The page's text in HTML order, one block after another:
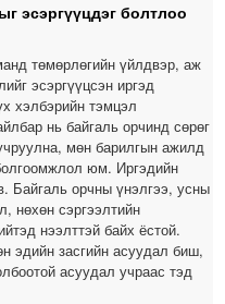
эсэргүүцдэг болтлоо
төмөрлөгийн үйлдвэр, аж
эсэргүүцсэн иргэд
хэлбэрийн тэмцэл
нь байгаль орчинд сөрөг
мөн барилгын ажилд
юм. Иргэдийн
Байгаль орчны үнэлгээ, усны
нөхөн сэргээлтийн
нээлттэй байх ёстой.
эдийн засгийн асуудал биш,
асуудал учраас тэд